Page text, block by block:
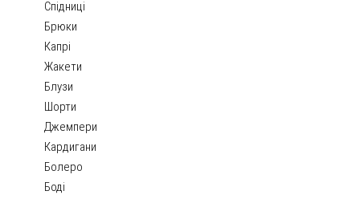
Спідниці
Брюки
Капрі
Жакети
Блузи
Шорти
Джемпери
Кардигани
Болеро
Боді